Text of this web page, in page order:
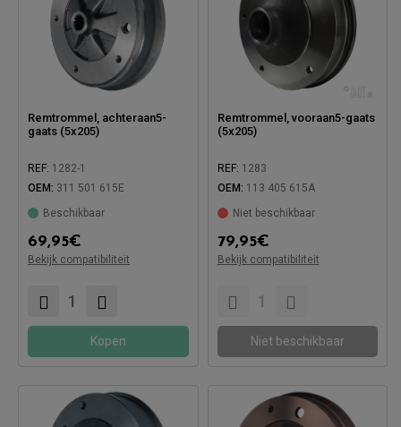
Remtrommel, achteraan5-
gaats (5x205)
REF: 1282-1
OEM: 311 501 615E
Beschikbaar
69,95€
Bekijk compatibiliteit
Kopen
Remtrommel, vooraan5-gaats
(5x205)
REF: 1283
OEM: 113 405 615A
Niet beschikbaar
79,95€
Bekijk compatibiliteit
Compatibel met:
Niet beschikbaar